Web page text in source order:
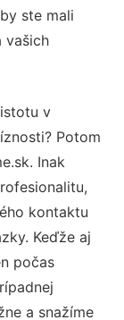
ste mali
vašich
v
Potom
Inak
kontaktu
Keďže aj
počas
a snažíme